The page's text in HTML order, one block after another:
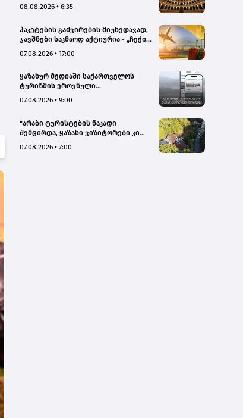
08.08.2026 • 6:35
პაკეტების გაძვირების მიუხედავად,
ჯავშნები საკმაოდ აქტიურია - „ჩექინ
07.08.2026 • 17:00
ყაზახურ მედიაში საქართველოს
ტურიზმის ეროვნული
კამპანიის ფარგლებში სტატიები
07.08.2026 • 9:00
"არაბი ტურისტების ნაკადი
შემცირდა, ყაზახი ვიზიტორები კი
Hotel
07.08.2026 • 7:00